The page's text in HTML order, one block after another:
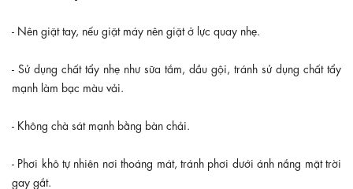
- Nên giặt tay, nếu giặt máy nên giặt ở lực quay nhẹ.
- Sử dụng chất tẩy nhẹ như sữa tắm, dầu gội, tránh sử dụng chất tẩy
mạnh làm bạc màu vải.
- Không chà sát mạnh bằng bàn chải.
- Phơi khô tự nhiên nơi thoáng mát, tránh phơi dưới ánh nắng mặt trời
gay gắt.